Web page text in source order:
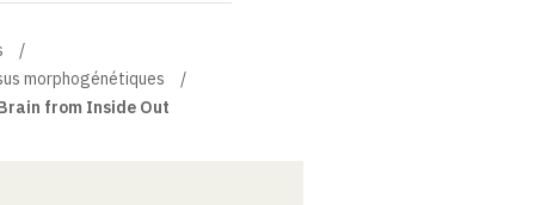
morphogénétiques
from Inside Out